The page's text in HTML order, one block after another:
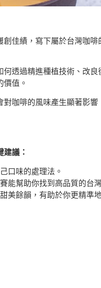
佳績，寫下屬於台灣咖
透過精進種植技術、改良
值。
咖啡的風味產生顯著影
議：
口味的處理法。
能幫助你找到高品質的台
美餘韻，有助於你更精準